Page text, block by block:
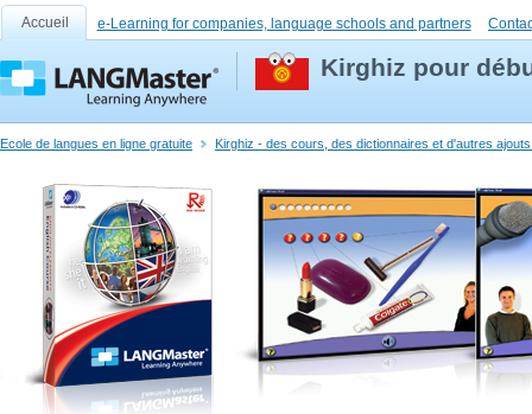
Accueil e-Learning for companies, language schools and partners
Kirghiz pour
Ecole de langues en ligne gratuite Kirghiz - des cours, des dictionnaires et d'autres